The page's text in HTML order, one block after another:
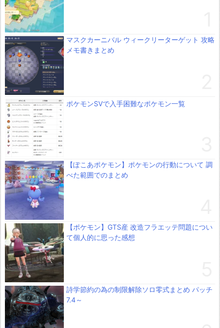
マスクカーニバル ウィークリーターゲット 攻略
メモ書きまとめ
ポケモンSVで入手困難なポケモン一覧
【ぽこあポケモン】ポケモンの行動について 調
べた範囲でのまとめ
【ポケモン】GTS産 改造フラエッテ問題につい
て個人的に思った感想
詩学節約の為の制限解除ソロ零式まとめ パッチ
7.4～